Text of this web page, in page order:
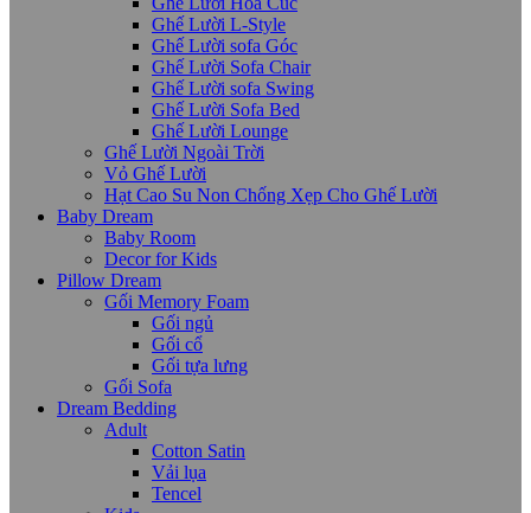
Ghế Lười L-Style
Ghế Lười sofa Góc
Ghế Lười Sofa Chair
Ghế Lười sofa Swing
Ghế Lười Sofa Bed
Ghế Lười Lounge
Ghế Lười Ngoài Trời
Vỏ Ghế Lười
Hạt Cao Su Non Chống Xẹp Cho Ghế Lười
Baby Dream
Baby Room
Decor for Kids
Pillow Dream
Gối Memory Foam
Gối ngủ
Gối cổ
Gối tựa lưng
Gối Sofa
Dream Bedding
Adult
Cotton Satin
Vải lụa
Tencel